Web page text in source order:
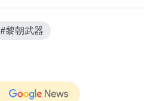
#黎朝武器